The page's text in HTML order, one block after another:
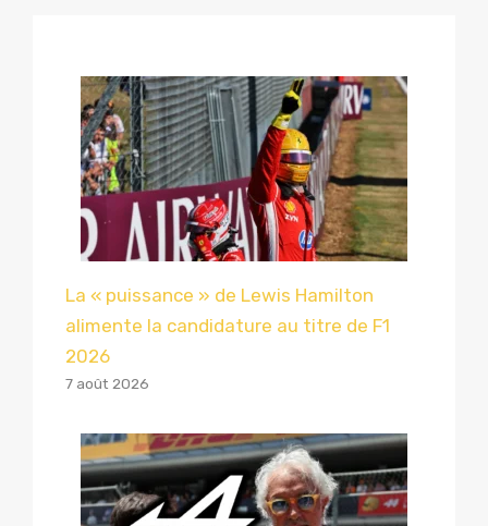
La « puissance » de Lewis Hamilton
alimente la candidature au titre de F1
2026
7 août 2026